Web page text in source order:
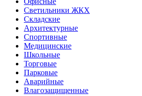
Cветильники ЖКХ
Складские
Архитектурные
Спортивные
Медицинские
Школьные
Торговые
Парковые
Аварийные
Влагозащищенные